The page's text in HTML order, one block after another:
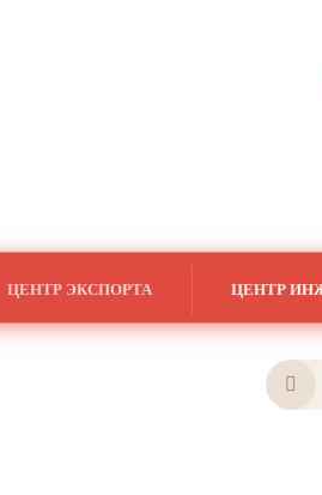
ЦЕНТР ЭКСПОРТА ЦЕНТР